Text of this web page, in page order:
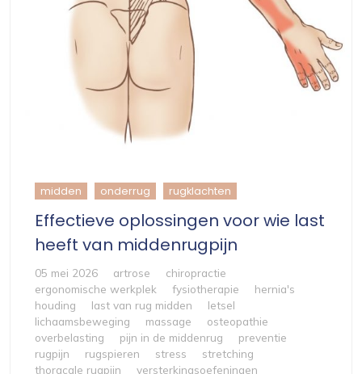
midden onderrug rugklachten
Effectieve oplossingen voor wie last
heeft van middenrugpijn
05 mei 2026 artrose
chiropractie
ergonomische werkplek
fysiotherapie
hernia's
houding
last van rug midden
letsel
lichaamsbeweging
massage
osteopathie
overbelasting
pijn in de middenrug
preventie
rugpijn
rugspieren stress
stretching
thoracale rugpijn
versterkingsoefeningen